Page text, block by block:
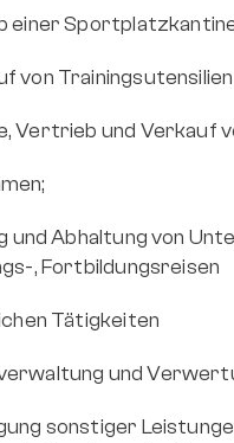
einer
von
Vertrieb und
und Abhaltung von
, Fortbildungsreisen
Tätigkeiten
und
sonstiger